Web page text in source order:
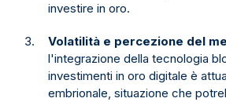
investire in oro.
Volatilità e percezione del
l'integrazione della tecnologia
investimenti in oro digitale è
embrionale, situazione che